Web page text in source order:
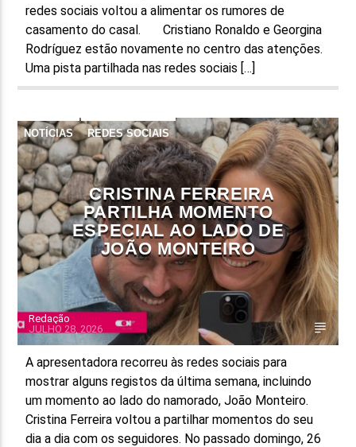
redes sociais voltou a alimentar os rumores de
casamento do casal. Cristiano Ronaldo e Georgina
Rodríguez estão novamente no centro das atenções.
Uma pista partilhada nas redes sociais […]
NOTÍCIAS REDES SOCIAIS
CRISTINA FERREIRA
PARTILHA MOMENTO
ESPECIAL AO LADO DE
JOÃO MONTEIRO
Redação
JULHO 28, 2026
A apresentadora recorreu às redes sociais para
mostrar alguns registos da última semana, incluindo
um momento ao lado do namorado, João Monteiro.
Cristina Ferreira voltou a partilhar momentos do seu
dia a dia com os seguidores. No passado domingo, 26